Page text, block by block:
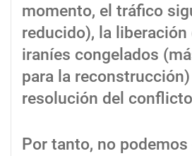
momento, el tráfico
reducido), la
iraníes congelados
para la
resolución del
Por tanto, no